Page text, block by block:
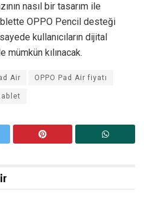
nasıl bir tasarım ile
OPPO Pencil desteği
kullanıcıların dijital
kılınacak.
Air
OPPO Pad Air fiyatı